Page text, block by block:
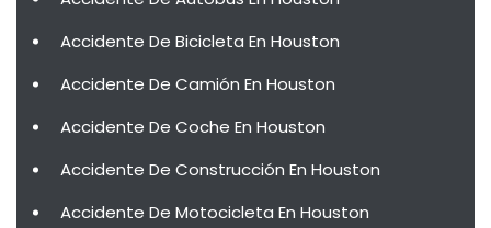
Accidente De Bicicleta En Houston
Accidente De Camión En Houston
Accidente De Coche En Houston
Accidente De Construcción En Houston
Accidente De Motocicleta En Houston